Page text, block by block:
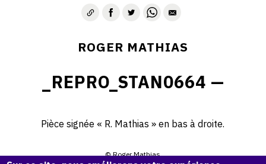
ROGER MATHIAS
_REPRO_STAN0664 —
Pièce signée « R. Mathias » en bas à droite.
© Roger Mathias